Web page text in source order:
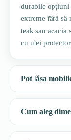
durabile
extreme fără să
teak sau acacia
cu ulei protector.
Pot lăsa
Cum aleg